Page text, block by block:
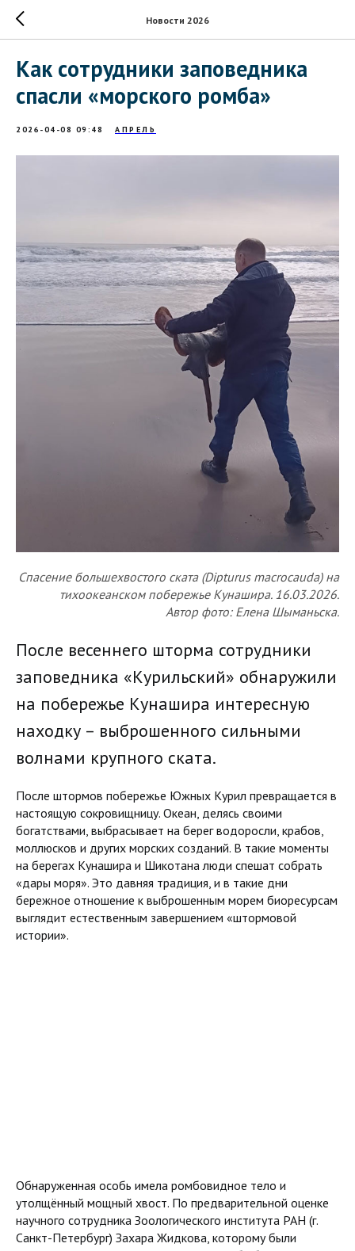
Новости 2026
Как сотрудники заповедника
спасли «морского ромба»
2026-04-08 09:48 АПРЕЛЬ
Спасение большехвостого ската (Dipturus macrocauda) на
тихоокеанском побережье Кунашира. 16.03.2026.
Автор фото: Елена Шыманьска.
После весеннего шторма сотрудники
заповедника «Курильский» обнаружили
на побережье Кунашира интересную
находку – выброшенного сильными
волнами крупного ската.
После штормов побережье Южных Курил превращается в
настоящую сокровищницу. Океан, делясь своими
богатствами, выбрасывает на берег водоросли, крабов,
моллюсков и других морских созданий. В такие моменты
на берегах Кунашира и Шикотана люди спешат собрать
«дары моря». Это давняя традиция, и в такие дни
бережное отношение к выброшенным морем биоресурсам
выглядит естественным завершением «штормовой
истории».
Обнаруженная особь имела ромбовидное тело и
утолщённый мощный хвост. По предварительной оценке
научного сотрудника Зоологического института РАН (г.
Санкт-Петербург) Захара Жидкова, которому были